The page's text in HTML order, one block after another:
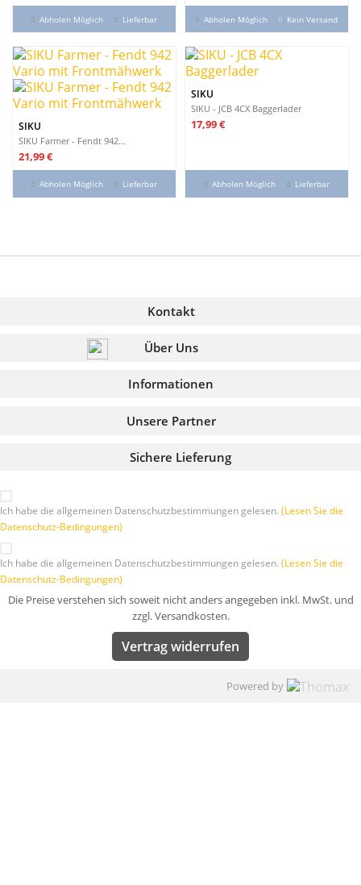
Abholen Möglich Lieferbar Abholen Möglich Kein Versand
SIKU
SIKU Farmer - Fendt 942...
Preis
21,99 €
Abholen Möglich Lieferbar
SIKU
SIKU - JCB 4CX Baggerlader
Preis
17,99 €
Abholen Möglich Lieferbar
Kontakt
Über Uns
Informationen
Sichere Lieferung
Unsere Partner
Ich habe die allgemeinen Datenschutzbestimmungen gelesen. (Lesen Sie die
Datenschutz-Bedingungen)
Ich habe die allgemeinen Datenschutzbestimmungen gelesen. (Lesen Sie die
Datenschutz-Bedingungen)
Die Preise verstehen sich soweit nicht anders angegeben inkl. MwSt. und
zzgl. Versandkosten.
Vertrag widerrufen
Powered by